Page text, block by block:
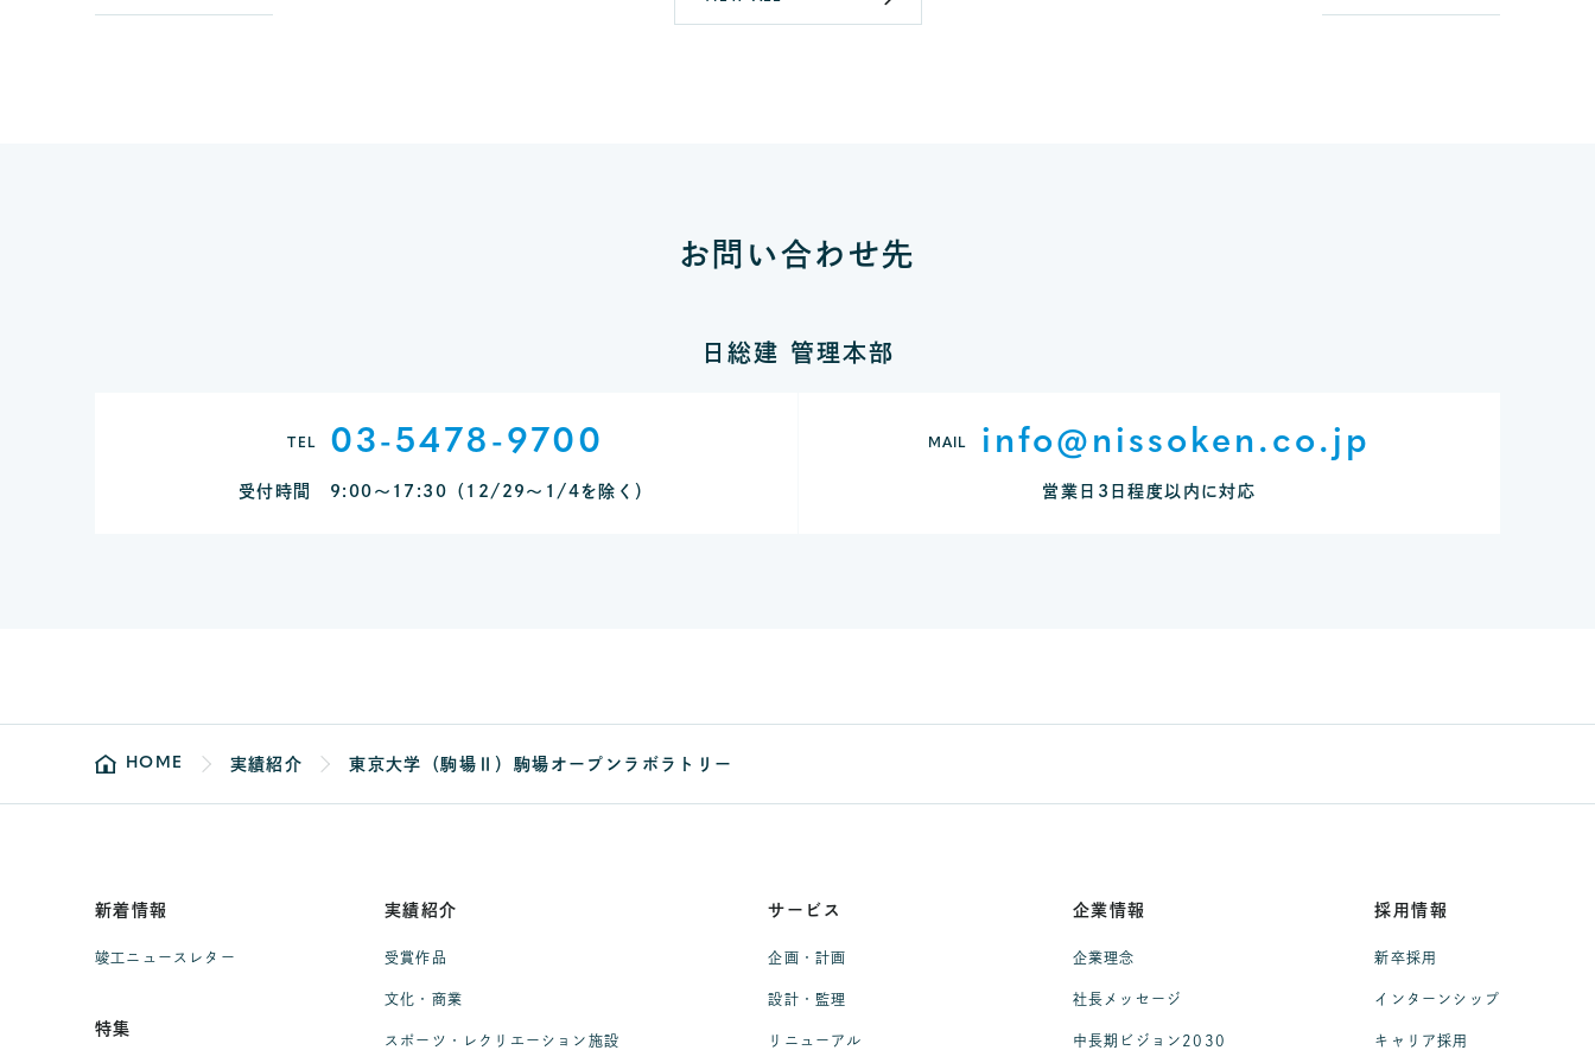
お問い合わせ先
日総建 管理本部
TEL 03-5478-9700
受付時間 9:00～17:30 （12/29～1/4を除く）
MAIL info@nissoken.co.jp
営業日3日程度以内に対応
HOME 実績紹介 東京大学（駒場Ⅱ）駒場オープンラボラトリー
新着情報
竣工ニュースレター
特集
実績紹介
受賞作品
文化・商業
スポーツ・レクリエーション施設
サービス
企画・計画
設計・監理
リニューアル
企業情報
企業理念
社長メッセージ
中長期ビジョン2030
採用情報
新卒採用
インターンシップ
キャリア採用